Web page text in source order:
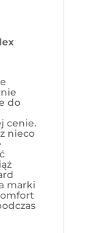
do
cenie.
nieco
marki